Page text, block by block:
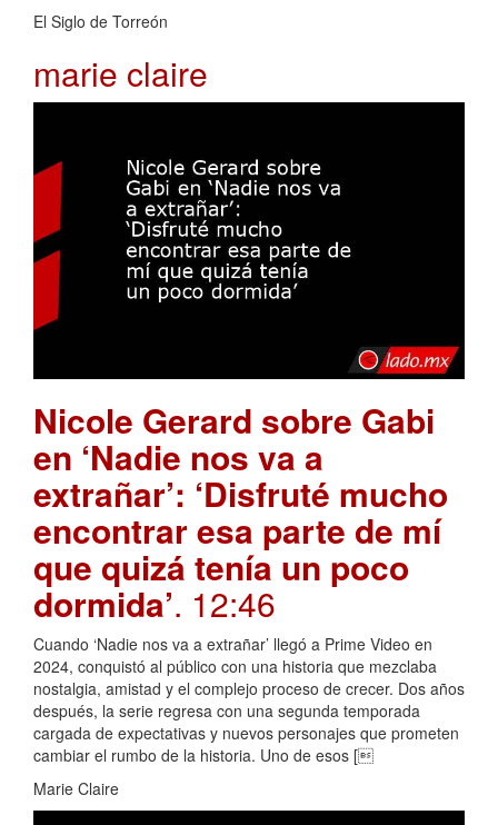
El Siglo de Torreón
marie claire
Nicole Gerard sobre Gabi
en ‘Nadie nos va a
extrañar’: ‘Disfruté mucho
encontrar esa parte de mí
que quizá tenía un poco
dormida’. 12:46
Cuando ‘Nadie nos va a extrañar’ llegó a Prime Video en
2024, conquistó al público con una historia que mezclaba
nostalgia, amistad y el complejo proceso de crecer. Dos años
después, la serie regresa con una segunda temporada
cargada de expectativas y nuevos personajes que prometen
cambiar el rumbo de la historia. Uno de esos [
Marie Claire